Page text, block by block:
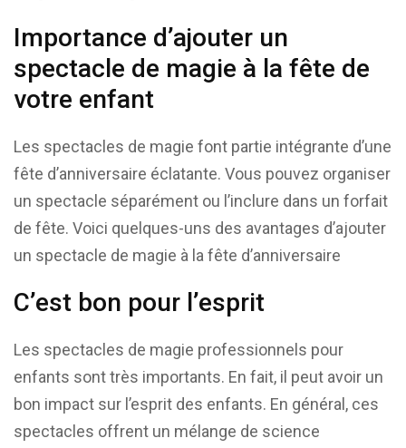
Importance d’ajouter un
spectacle de magie à la fête de
votre enfant
Les spectacles de magie font partie intégrante d’une
fête d’anniversaire éclatante. Vous pouvez organiser
un spectacle séparément ou l’inclure dans un forfait
de fête. Voici quelques-uns des avantages d’ajouter
un spectacle de magie à la fête d’anniversaire
C’est bon pour l’esprit
Les spectacles de magie professionnels pour
enfants sont très importants. En fait, il peut avoir un
bon impact sur l’esprit des enfants. En général, ces
spectacles offrent un mélange de science